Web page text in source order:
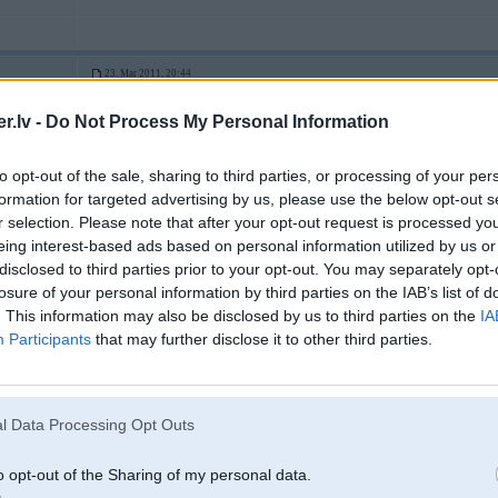
- Do Not Process My Personal Information
opt-out of the sale, sharing to third parties, or processing of your
for targeted advertising by us, please use the below opt-out
selection. Please note that after your opt-out request is processed
interest-based ads based on personal information utilized by us
to third parties prior to your opt-out. You may separately
of your personal information by third parties on the IAB’s list of
This information may also be disclosed by us to third parties on the
Participants that may further disclose it to other third parties.
Data Processing Opt Outs
opt-out of the Sharing of my personal data.
23. Mar 2011, 20:44
nabaga gadafī
drusku atsit buša vervelēšanu irākas sakarā
23 Mar 2011, 20:44:58 Ugunsdzesejs rakstīja:
nabaga gadafī
visur viņš ir evil dictator.